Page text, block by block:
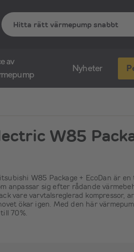
av
Nyheter
W85
W85 Package + EcoDan är en
anpassar sig efter rådande
vare varvtalsreglerad kompressor,
ökar igen. Med den här
70%.